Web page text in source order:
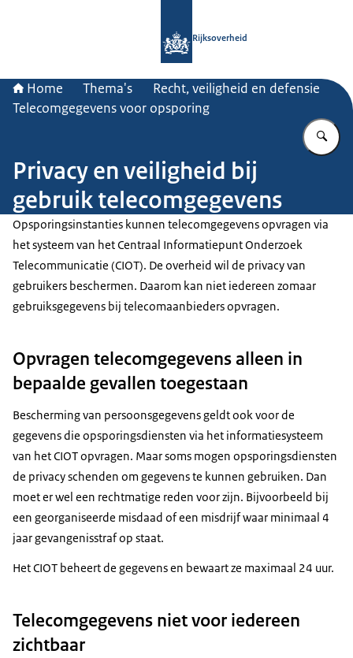
Rijksoverheid
Home Thema's
Recht, veiligheid en defensie
Telecomgegevens voor opsporing
Privacy en veiligheid bij
gebruik telecomgegevens
Opsporingsinstanties kunnen telecomgegevens opvragen via
het systeem van het Centraal Informatiepunt Onderzoek
Telecommunicatie (CIOT). De overheid wil de privacy van
gebruikers beschermen. Daarom kan niet iedereen zomaar
gebruiksgegevens bij telecomaanbieders opvragen.
Opvragen telecomgegevens alleen in
bepaalde gevallen toegestaan
Bescherming van persoonsgegevens geldt ook voor de
gegevens die opsporingsdiensten via het informatiesysteem
van het CIOT opvragen. Maar soms mogen opsporingsdiensten
de privacy schenden om gegevens te kunnen gebruiken. Dan
moet er wel een rechtmatige reden voor zijn. Bijvoorbeeld bij
een georganiseerde misdaad of een misdrijf waar minimaal 4
jaar gevangenisstraf op staat.
Het CIOT beheert de gegevens en bewaart ze maximaal 24 uur.
Telecomgegevens niet voor iedereen
zichtbaar